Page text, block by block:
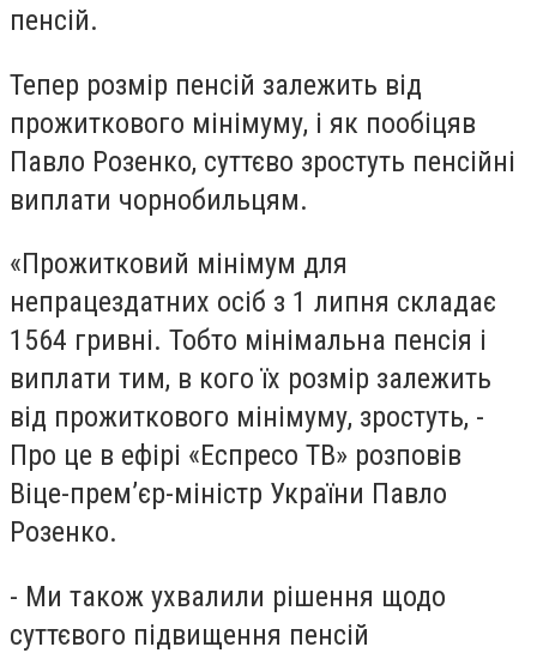
пенсій.
Тепер розмір пенсій залежить від
прожиткового мінімуму, і як пообіцяв
Павло Розенко, суттєво зростуть пенсійні
виплати чорнобильцям.
«Прожитковий мінімум для
непрацездатних осіб з 1 липня складає
1564 гривні. Тобто мінімальна пенсія і
виплати тим, в кого їх розмір залежить
від прожиткового мінімуму, зростуть, -
Про це в ефірі «Еспресо ТВ» розповів
Віце-прем’єр-міністр України Павло
Розенко.
- Ми також ухвалили рішення щодо
суттєвого підвищення пенсій